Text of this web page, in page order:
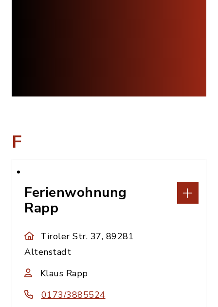
F
Ferienwohnung
Rapp
Tiroler Str. 37, 89281
Altenstadt
Klaus Rapp
0173/3885524